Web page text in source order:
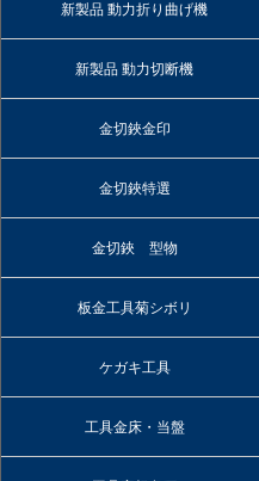
新製品 動力折り曲げ機
新製品 動力切断機
金切鋏金印
金切鋏特選
金切鋏 型物
板金工具菊シボリ
ケガキ工具
工具金床・当盤